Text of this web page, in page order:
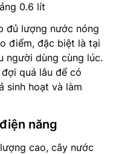
0.6 lít
đủ lượng nước nóng
điểm, đặc biệt là tại
người dùng cùng lúc.
quá lâu để có
sinh hoạt và làm
năng
cao, cây nước